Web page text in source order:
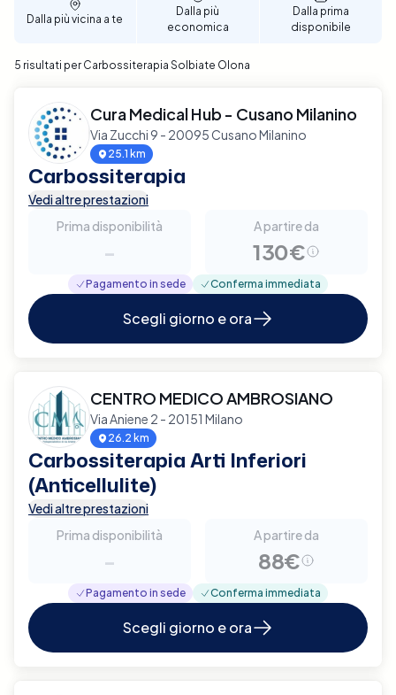
Dalla più vicina a te
Dalla più
economica
Dalla prima
disponibile
5 risultati per Carbossiterapia Solbiate Olona
Cura Medical Hub - Cusano Milanino
Via Zucchi 9 - 20095 Cusano Milanino
25.1 km
Carbossiterapia
Vedi altre prestazioni
Prima disponibilità
-
A partire da
130€
Pagamento in sede Conferma immediata
Scegli giorno e ora
CENTRO MEDICO AMBROSIANO
Via Aniene 2 - 20151 Milano
26.2 km
Carbossiterapia Arti Inferiori
(Anticellulite)
Vedi altre prestazioni
Prima disponibilità
-
A partire da
88€
Pagamento in sede Conferma immediata
Scegli giorno e ora